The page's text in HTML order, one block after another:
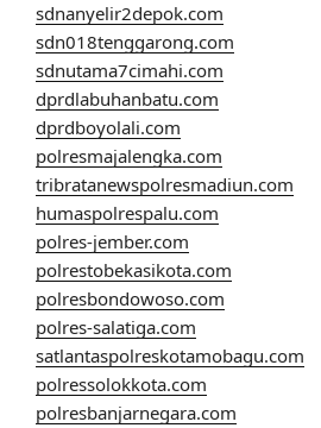
sdnanyelir2depok.com
sdn018tenggarong.com
sdnutama7cimahi.com
dprdlabuhanbatu.com
dprdboyolali.com
polresmajalengka.com
tribratanewspolresmadiun.com
humaspolrespalu.com
polres-jember.com
polrestobekasikota.com
polresbondowoso.com
polres-salatiga.com
satlantaspolreskotamobagu.com
polressolokkota.com
polresbanjarnegara.com